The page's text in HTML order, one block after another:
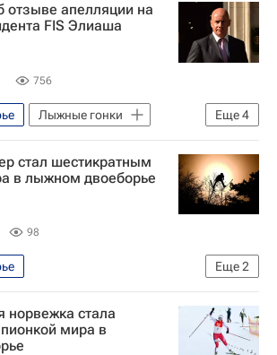
отзыве апелляции на
FIS Элиаша
756
Еще4
Лыжные гонки
суд (CAS)
с трамплина
стал шестикратным
в лыжном двоеборье
98
Еще2
по лыжным видам спорта
норвежка стала
мира в